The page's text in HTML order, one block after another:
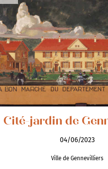
Cité-jardin de
04/06/2023
Ville de Gennevilliers